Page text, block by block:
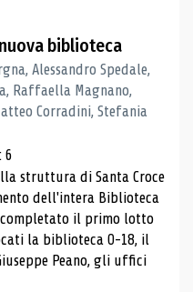
biblioteca
Alessandro Spedale,
Raffaella Magnano,
Corradini, Stefania
6
struttura di Santa Croce
dell'intera Biblioteca
completato il primo lotto
la biblioteca 0-18, il
Peano, gli uffici